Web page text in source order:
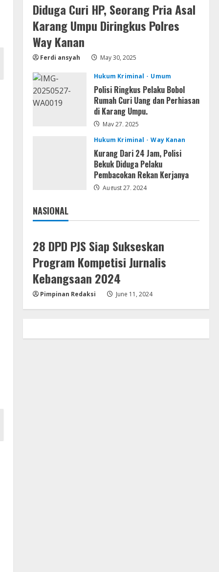
2
Img
Office 365 Professional Plus
ISO File Multilanguage
Movies
Vertex Force 2026 BRRip UHD
DDP5.1 𝐘𝐢𝐟𝐲 𝐌𝐨𝐯𝐢𝐞𝐬 Magnet
August 8, 2026
Resettools
Vpn One Click Cracked x86-x64
[no Virus]
August 8, 2026
August 8, 2026
Diduga Curi HP, Seorang Pria Asal
Karang Umpu Diringkus Polres
Way Kanan
Ferdi ansyah May 30, 2025
Hukum Kriminal Umum
Polisi Ringkus Pelaku Bobol
Rumah Curi Uang dan Perhiasan
di Karang Umpu.
May 27, 2025
Hukum Kriminal
Way Kanan
Kurang Dari 24 Jam, Polisi
Bekuk Diduga Pelaku
Pembacokan Rekan Kerjanya
August 27, 2024
NASIONAL
Jakarta
28 DPD PJS Siap Sukseskan
Program Kompetisi Jurnalis
Kebangsaan 2024
Pimpinan Redaksi June 11, 2024